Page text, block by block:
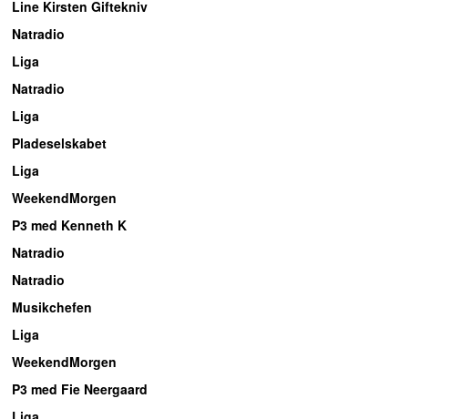
Line Kirsten Giftekniv
Natradio
Liga
Natradio
Liga
Pladeselskabet
Liga
WeekendMorgen
P3 med Kenneth K
Natradio
Natradio
Musikchefen
Liga
WeekendMorgen
P3 med Fie Neergaard